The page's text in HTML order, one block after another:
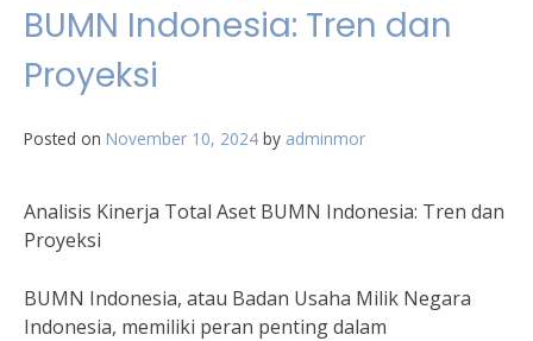
BUMN Indonesia: Tren dan
Proyeksi
Posted on November 10, 2024 by adminmor
Analisis Kinerja Total Aset BUMN Indonesia: Tren dan
Proyeksi
BUMN Indonesia, atau Badan Usaha Milik Negara
Indonesia, memiliki peran penting dalam